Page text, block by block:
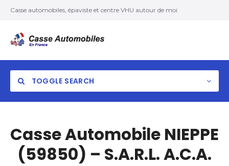
Casse automobiles, épaviste et centre VHU autour de moi
TOGGLE SEARCH
Casse Automobile NIEPPE
(59850) – S.A.R.L. A.C.A.